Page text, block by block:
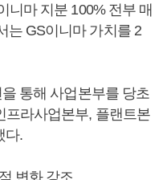
니마 지분 100% 전부 매
는 GS이니마 가치를 2
통해 사업본부를 당초
프라사업본부, 플랜트본
다.
변화 강조